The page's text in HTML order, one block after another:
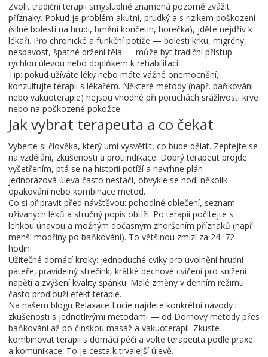
Zvolit tradiční terapii smysluplně znamená pozorně zvážit
příznaky. Pokud je problém akutní, prudký a s rizikem poškození
(silné bolesti na hrudi, brnění končetin, horečka), jděte nejdřív k
lékaři. Pro chronické a funkční potíže — bolesti krku, migrény,
nespavost, špatné držení těla — může být tradiční přístup
rychlou úlevou nebo doplňkem k rehabilitaci.
Tip: pokud užíváte léky nebo máte vážné onemocnění,
konzultujte terapii s lékařem. Některé metody (např. baňkování
nebo vakuoterapie) nejsou vhodné při poruchách srážlivosti krve
nebo na poškozené pokožce.
Jak vybrat terapeuta a co čekat
Vyberte si člověka, který umí vysvětlit, co bude dělat. Zeptejte se
na vzdělání, zkušenosti a protiindikace. Dobrý terapeut projde
vyšetřením, ptá se na historii potíží a navrhne plán —
jednorázová úleva často nestačí, obvykle se hodí několik
opakování nebo kombinace metod.
Co si připravit před návštěvou: pohodlné oblečení, seznam
užívaných léků a stručný popis obtíží. Po terapii počítejte s
lehkou únavou a možným dočasným zhoršením příznaků (např.
menší modřiny po baňkování). To většinou zmizí za 24–72
hodin.
Užitečné domácí kroky: jednoduché cviky pro uvolnění hrudní
páteře, pravidelný strečink, krátké dechové cvičení pro snížení
napětí a zvýšení kvality spánku. Malé změny v denním režimu
často prodlouží efekt terapie.
Na našem blogu Relaxace Lucie najdete konkrétní návody i
zkušenosti s jednotlivými metodami — od Dornovy metody přes
baňkování až po čínskou masáž a vakuoterapii. Zkuste
kombinovat terapii s domácí péčí a volte terapeuta podle praxe
a komunikace. To je cesta k trvalejší úlevě.